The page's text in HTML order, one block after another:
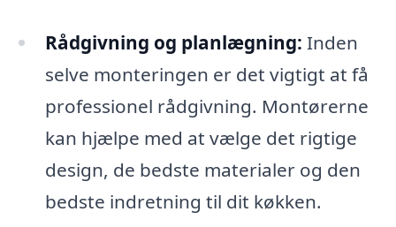
Rådgivning og planlægning: Inden
selve monteringen er det vigtigt at få
professionel rådgivning. Montørerne
kan hjælpe med at vælge det rigtige
design, de bedste materialer og den
bedste indretning til dit køkken.